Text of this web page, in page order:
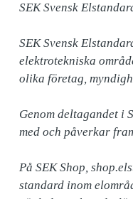
SEK Svensk
SEK Svensk
elektrotekniska
olika företag,
Genom deltagandet i
med och påverkar
På SEK Shop,
standard inom